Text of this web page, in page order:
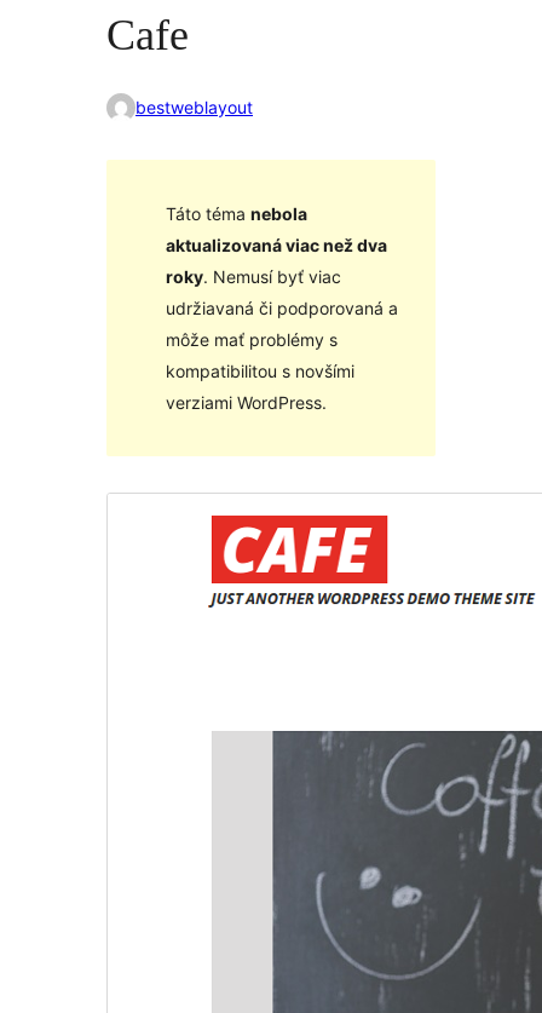
Cafe
bestweblayout
Táto téma nebola
aktualizovaná viac než dva
roky. Nemusí byť viac
udržiavaná či podporovaná a
môže mať problémy s
kompatibilitou s novšími
verziami WordPress.